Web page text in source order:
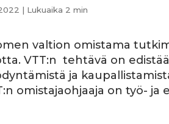
| Lukuaika 2 min
valtion omistama
VTT:n tehtävä on
ja
omistajaohjaaja on työ- ja